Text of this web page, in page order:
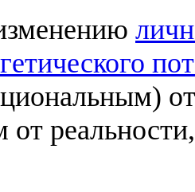
от